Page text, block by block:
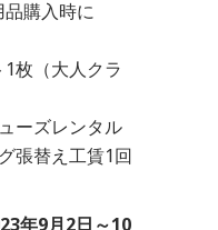
購入時に
枚（大人クラ
ーズレンタル
張替え工賃1回
年9月2日～10